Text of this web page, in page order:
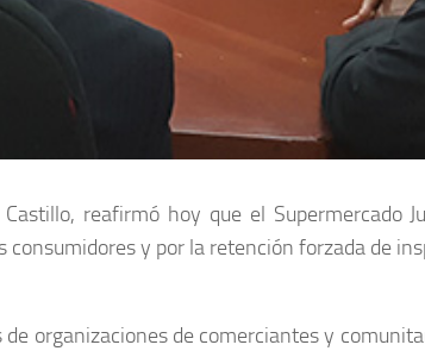
reafirmó hoy que el Supermercado
y por la retención forzada de
organizaciones de comerciantes y